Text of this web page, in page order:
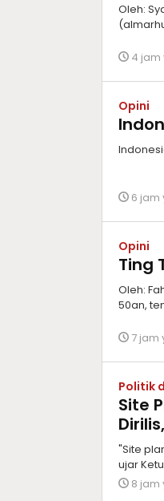
Oleh:
4 jam
Opini
6 jam
Opini
Ting
Oleh:
50an,
7 jam
Politik
Site
"Site
ujar
8 jam